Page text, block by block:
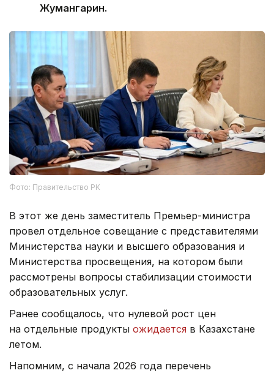
Жумангарин.
Фото: Правительство РК
В этот же день заместитель Премьер-министра
провел отдельное совещание с представителями
Министерства науки и высшего образования и
Министерства просвещения, на котором были
рассмотрены вопросы стабилизации стоимости
образовательных услуг.
Ранее сообщалось, что нулевой рост цен
на отдельные продукты ожидается в Казахстане
летом.
Напомним, с начала 2026 года перечень